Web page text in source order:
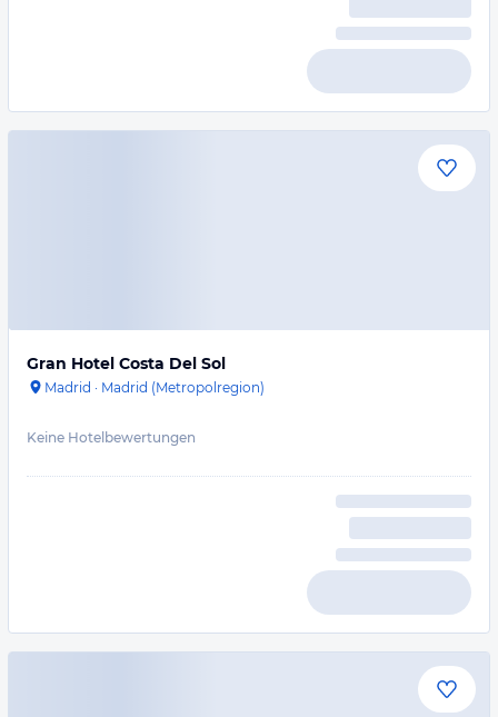
Gran Hotel Costa Del Sol
Madrid · Madrid (Metropolregion)
Keine Hotelbewertungen